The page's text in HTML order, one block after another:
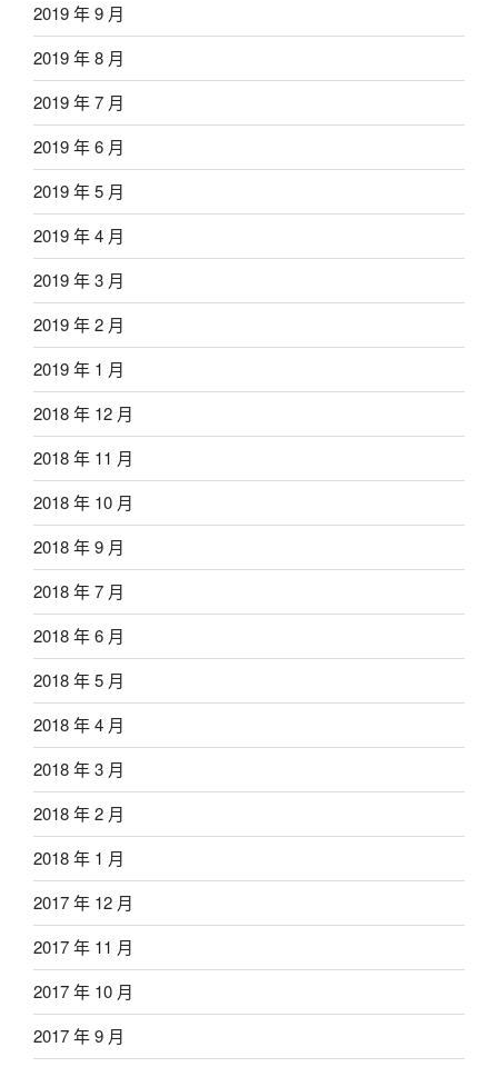
2019 年 9 月
2019 年 8 月
2019 年 7 月
2019 年 6 月
2019 年 5 月
2019 年 4 月
2019 年 3 月
2019 年 2 月
2019 年 1 月
2018 年 12 月
2018 年 11 月
2018 年 10 月
2018 年 9 月
2018 年 7 月
2018 年 6 月
2018 年 5 月
2018 年 4 月
2018 年 3 月
2018 年 2 月
2018 年 1 月
2017 年 12 月
2017 年 11 月
2017 年 10 月
2017 年 9 月